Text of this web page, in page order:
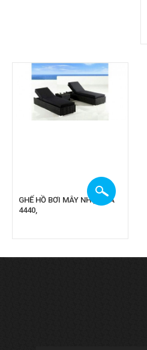
GHẾ HỒ BƠI MÂY NHỰA CA
4440,